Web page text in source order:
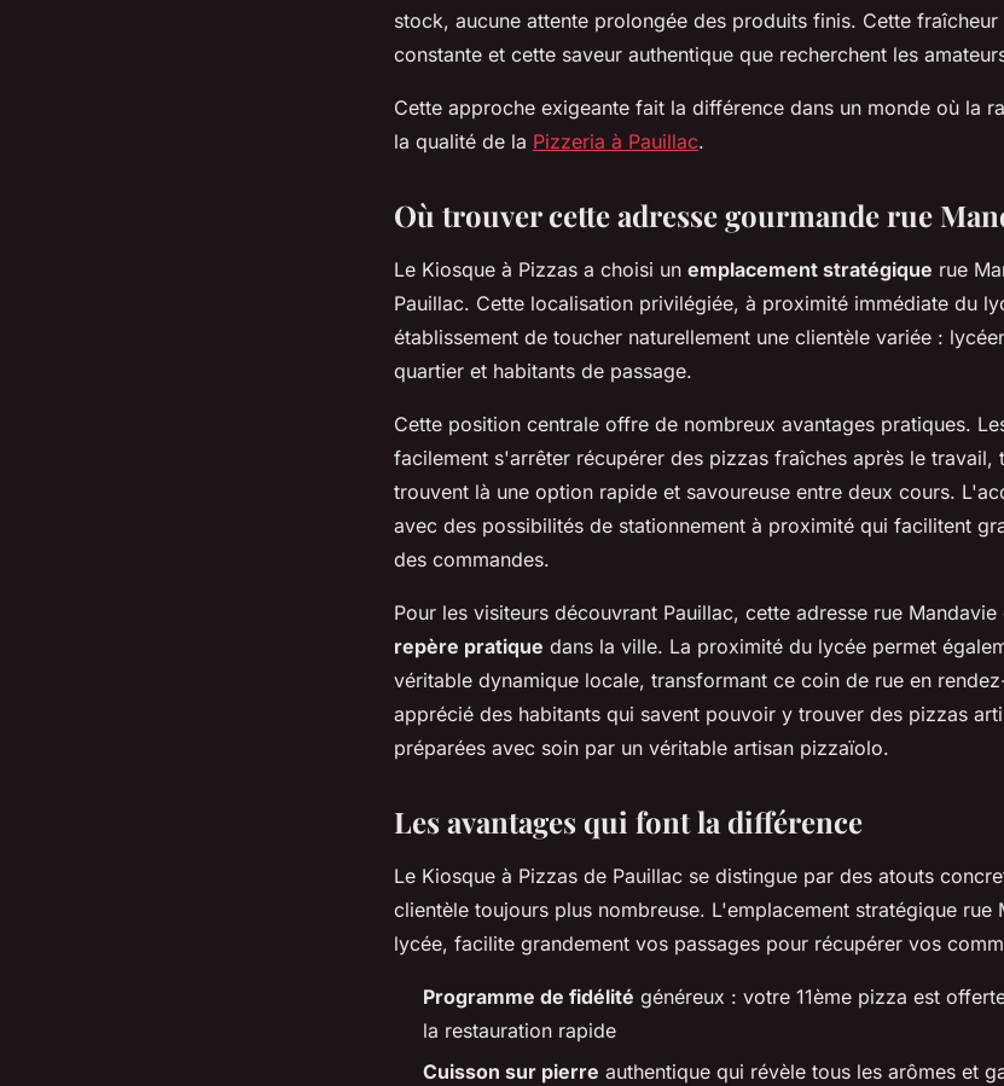
stock, aucune attente prolongée des produits finis. Cette
constante et cette saveur authentique que recherchent les
Cette approche exigeante fait la différence dans un monde où la
la qualité de la Pizzeria à Pauillac.
Où trouver cette adresse gourmande rue
Le Kiosque à Pizzas a choisi un emplacement stratégique rue
Pauillac. Cette localisation privilégiée, à proximité immédiate du
établissement de toucher naturellement une clientèle variée :
quartier et habitants de passage.
Cette position centrale offre de nombreux avantages pratiques.
facilement s'arrêter récupérer des pizzas fraîches après le travail,
trouvent là une option rapide et savoureuse entre deux cours.
avec des possibilités de stationnement à proximité qui facilitent
des commandes.
Pour les visiteurs découvrant Pauillac, cette adresse rue Mandavie
repère pratique dans la ville. La proximité du lycée permet
véritable dynamique locale, transformant ce coin de rue en
apprécié des habitants qui savent pouvoir y trouver des pizzas
préparées avec soin par un véritable artisan pizzaïolo.
Les avantages qui font la différence
Le Kiosque à Pizzas de Pauillac se distingue par des atouts
clientèle toujours plus nombreuse. L'emplacement stratégique rue
lycée, facilite grandement vos passages pour récupérer vos
Programme de fidélité généreux : votre 11ème pizza est
la restauration rapide
Cuisson sur pierre authentique qui révèle tous les arômes et